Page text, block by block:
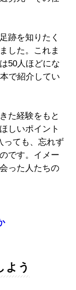
跡を知りたく
した。これま
50人ほどにな
で紹介してい
た経験をもと
しいポイント
っても、忘れず
です。イメー
った人たちの
よう